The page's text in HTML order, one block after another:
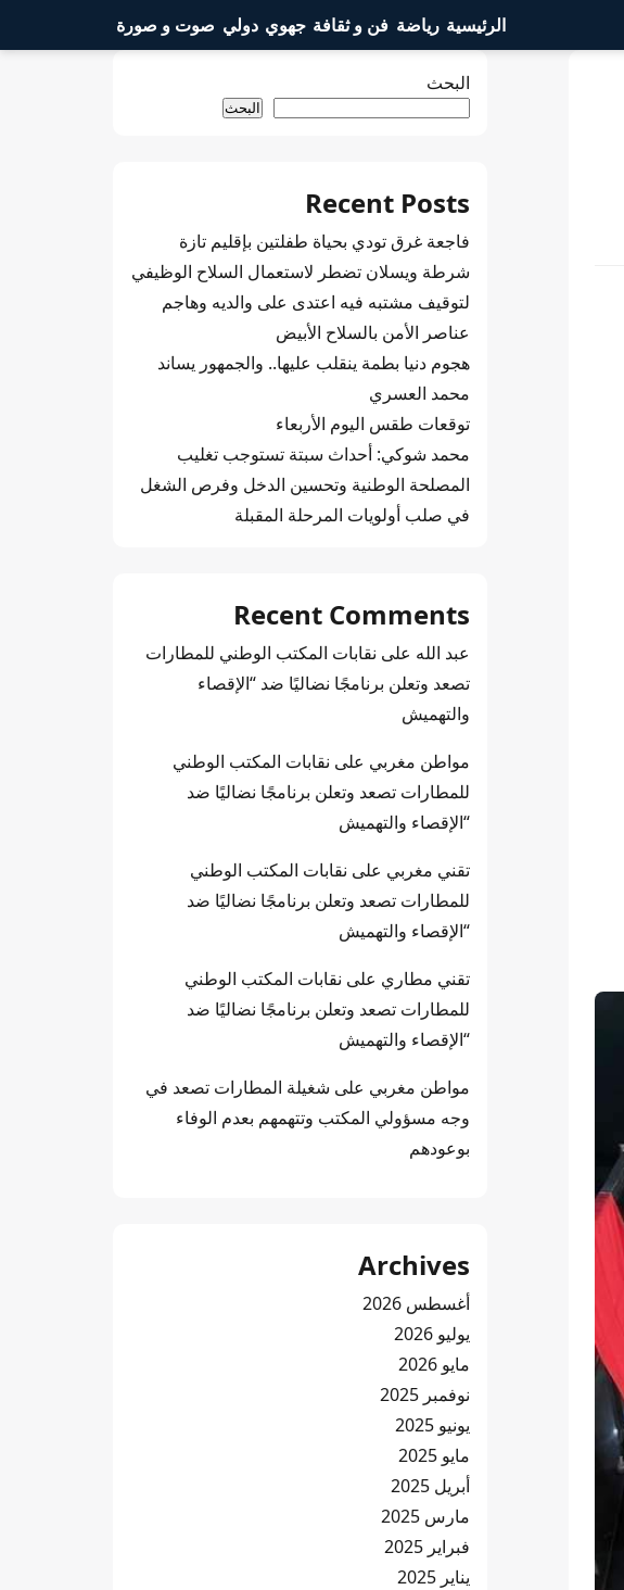
الرئيسية رياضة فن و ثقافة جهوي دولي صوت و صورة
البحث
البحث
Recent Posts
فاجعة غرق تودي بحياة طفلتين بإقليم تازة
شرطة ويسلان تضطر لاستعمال السلاح الوظيفي
لتوقيف مشتبه فيه اعتدى على والديه وهاجم
عناصر الأمن بالسلاح الأبيض
هجوم دنيا بطمة ينقلب عليها.. والجمهور يساند
محمد العسري
توقعات طقس اليوم الأربعاء
محمد شوكي: أحداث سبتة تستوجب تغليب
المصلحة الوطنية وتحسين الدخل وفرص الشغل
في صلب أولويات المرحلة المقبلة
Recent Comments
عبد الله على نقابات المكتب الوطني للمطارات
تصعد وتعلن برنامجًا نضاليًا ضد “الإقصاء
والتهميش
مواطن مغربي على نقابات المكتب الوطني
للمطارات تصعد وتعلن برنامجًا نضاليًا ضد
“الإقصاء والتهميش
تقني مغربي على نقابات المكتب الوطني
للمطارات تصعد وتعلن برنامجًا نضاليًا ضد
“الإقصاء والتهميش
تقني مطاري على نقابات المكتب الوطني
للمطارات تصعد وتعلن برنامجًا نضاليًا ضد
“الإقصاء والتهميش
مواطن مغربي على شغيلة المطارات تصعد في
وجه مسؤولي المكتب وتتهمهم بعدم الوفاء
بوعودهم
Archives
أغسطس 2026
يوليو 2026
مايو 2026
نوفمبر 2025
يونيو 2025
مايو 2025
أبريل 2025
مارس 2025
فبراير 2025
يناير 2025